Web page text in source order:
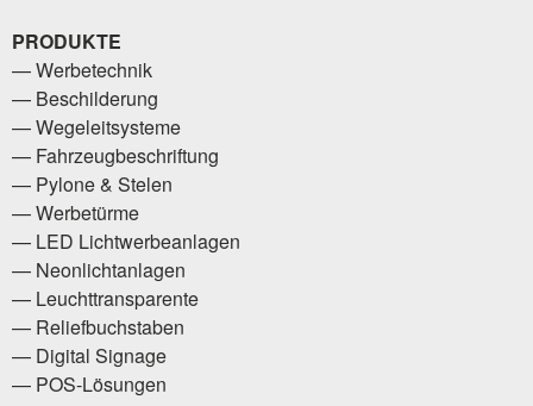
PRODUKTE
Werbetechnik
Beschilderung
Wegeleitsysteme
Fahrzeugbeschriftung
Pylone & Stelen
Werbetürme
LED Lichtwerbeanlagen
Neonlichtanlagen
Leuchttransparente
Reliefbuchstaben
Digital Signage
POS-Lösungen